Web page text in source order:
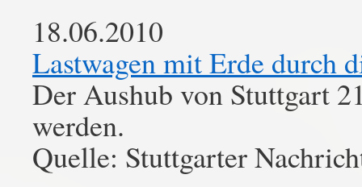
18.06.2010
Lastwagen mit Erde durch
Der Aushub von Stuttgart
werden.
Quelle: Stuttgarter